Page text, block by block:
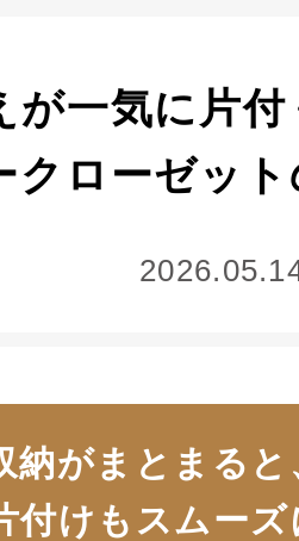
が一気に片
クローゼッ
納がまとまる
付けもスムーズ